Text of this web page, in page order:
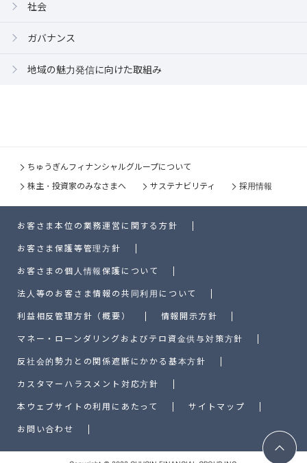
社会
ガバナンス
地域の魅力発信に向けた取組み
ちゅうぎんフィナンシャルグループについて
株主・投資家のみなさまへ
サステナビリティ 採用情報
お客さま本位の業務運営に関する方針
お客さま保護等管理方針
お客さまの個人情報保護について
法人等のお客さま情報の共同利用について
利益相反管理方針（概要） 情報開示方針
マネー・ローンダリングおよびテロ資金供与対策方針
反社会的勢力との関係遮断にかかる基本方針
カスタマーハラスメント対応方針
本ウェブサイトの利用にあたって サイトマップ
お問い合わせ